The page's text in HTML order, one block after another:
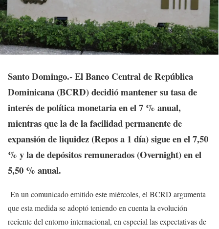
Santo Domingo.- El Banco Central de República
Dominicana (BCRD) decidió mantener su tasa de
interés de política monetaria en el 7 % anual,
mientras que la de la facilidad permanente de
expansión de liquidez (Repos a 1 día) sigue en el 7,50
% y la de depósitos remunerados (Overnight) en el
5,50 % anual.
En un comunicado emitido este miércoles, el BCRD argumenta
que esta medida se adoptó teniendo en cuenta la evolución
reciente del entorno internacional, en especial las expectativas de